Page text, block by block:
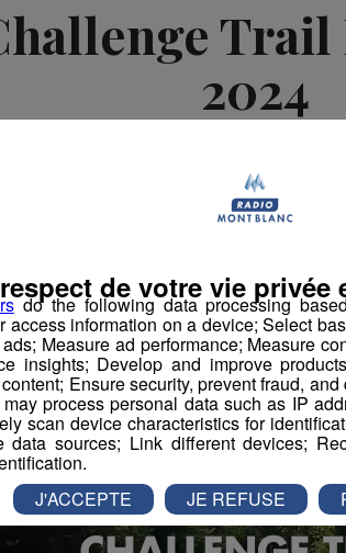
2024
do the following data processing
access information on a device; Select
Measure ad performance; Measure
insights; Develop and improve
Ensure security, prevent fraud,
process personal data such as IP
scan device characteristics for
data sources; Link different devices;
de votre vie
J'ACCEPTE JE REFUSE